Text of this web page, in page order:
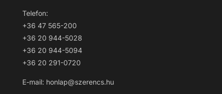
Telefon:
+36 47 565-200
+36 20 944-5028
+36 20 944-5094
+36 20 291-0720
E-mail: honlap@szerencs.hu